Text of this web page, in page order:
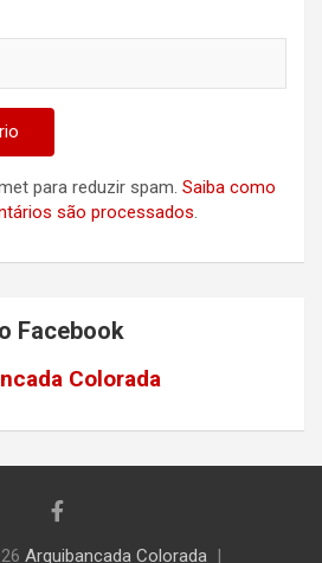
para reduzir spam. Saiba como
são processados.
Facebook
Colorada
Arquibancada Colorada